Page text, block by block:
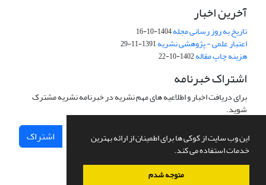
این وب سایت از کوکی ها برای اطمینان از ارائه بهترین
خدمات استفاده می کند.
متوجه شدم
آخرین اخبار
تاریخ به روز رسانی مجله1404-10-16
اعتبار علمی - پژوهشی نشریه1391-11-29
هزینه چاپ مقاله1402-10-22
اشتراک خبرنامه
برای دریافت اخبار و اطلاعیه های مهم نشریه در خبرنامه نشریه مشترک
شوید.
اشتراک